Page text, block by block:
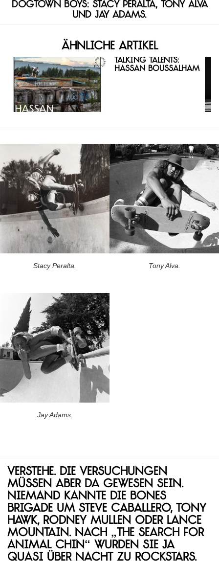
Dogtown Boys: Stacy Peralta, Tony Alva
und Jay Adams.
Ähnliche Artikel
Talking Talents:
Hassan Boussalham
Stacy Peralta. Tony Alva.
Jay Adams.
Verstehe. Die Versuchungen
müssen aber da gewesen sein.
Niemand kannte die Bones
Brigade um Steve Caballero, Tony
Hawk, Rodney Mullen oder Lance
Mountain. Nach „The Search for
Animal Chin“ wurden sie ja
quasi über Nacht zu Rockstars.